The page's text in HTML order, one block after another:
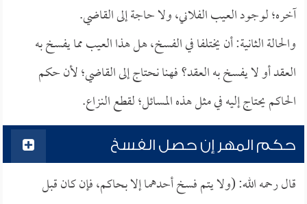
آخره؛ لوجود العيب الفلاني، ولا حاجة إلى القاضي.
والحالة الثانية: أن يختلفا في الفسخ، هل هذا العيب مما يفسخ به
العقد أو لا يفسخ به العقد؟ فهنا نحتاج إلى القاضي؛ لأن حكم
الحاكم يحتاج إليه في مثل هذه المسائل؛ لقطع النزاع.
حكم المهر إن حصل الفسخ
قال رحمه الله: (ولا يتم فسخ أحدهما إلا بحاكم، فإن كان قبل